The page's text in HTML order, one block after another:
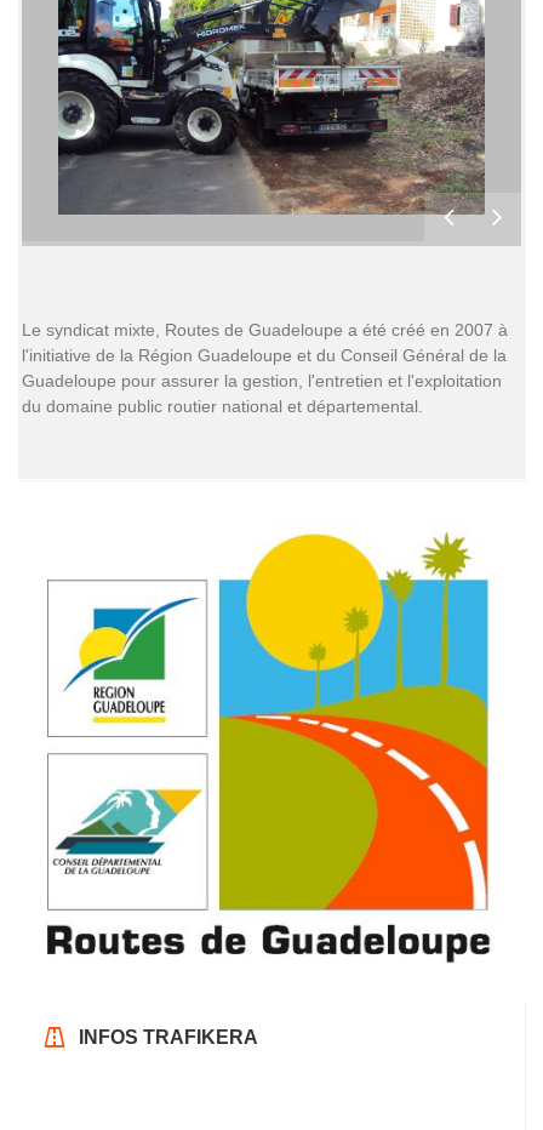
Le syndicat mixte, Routes de Guadeloupe a été créé en 2007 à
l'initiative de la Région Guadeloupe et du Conseil Général de la
Guadeloupe pour assurer la gestion, l'entretien et l'exploitation
du domaine public routier national et départemental.
INFOS TRAFIKERA